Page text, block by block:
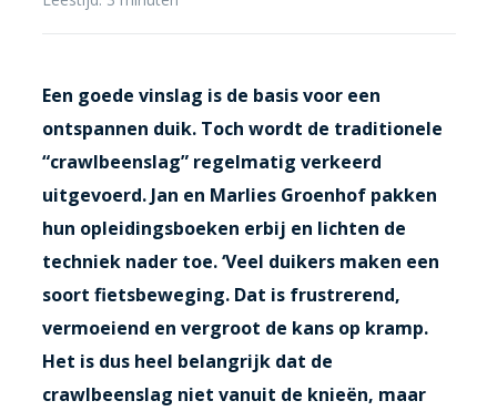
Een goede vinslag is de basis voor een
ontspannen duik. Toch wordt de traditionele
“crawlbeenslag” regelmatig verkeerd
uitgevoerd. Jan en Marlies Groenhof pakken
hun opleidingsboeken erbij en lichten de
techniek nader toe. ‘Veel duikers maken een
soort fietsbeweging. Dat is frustrerend,
vermoeiend en vergroot de kans op kramp.
Het is dus heel belangrijk dat de
crawlbeenslag niet vanuit de knieën, maar